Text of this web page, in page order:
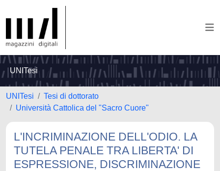
UNITesi
UNITesi
Tesi di dottorato
Università Cattolica del "Sacro Cuore"
L'INCRIMINAZIONE DELL'ODIO. LA
TUTELA PENALE TRA LIBERTA' DI
ESPRESSIONE, DISCRIMINAZIONE